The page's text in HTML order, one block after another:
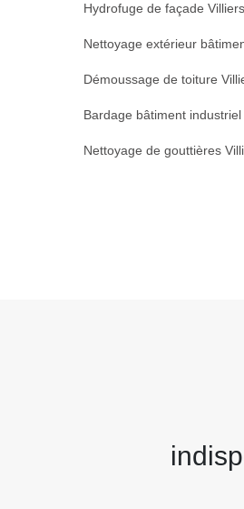
Hydrofuge de façade
Nettoyage extérieur
Démoussage de toiture
Bardage bâtiment
Nettoyage de gouttières